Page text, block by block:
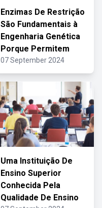
Enzimas De Restrição
São Fundamentais à
Engenharia Genética
Porque Permitem
07 September 2024
Uma Instituição De
Ensino Superior
Conhecida Pela
Qualidade De Ensino